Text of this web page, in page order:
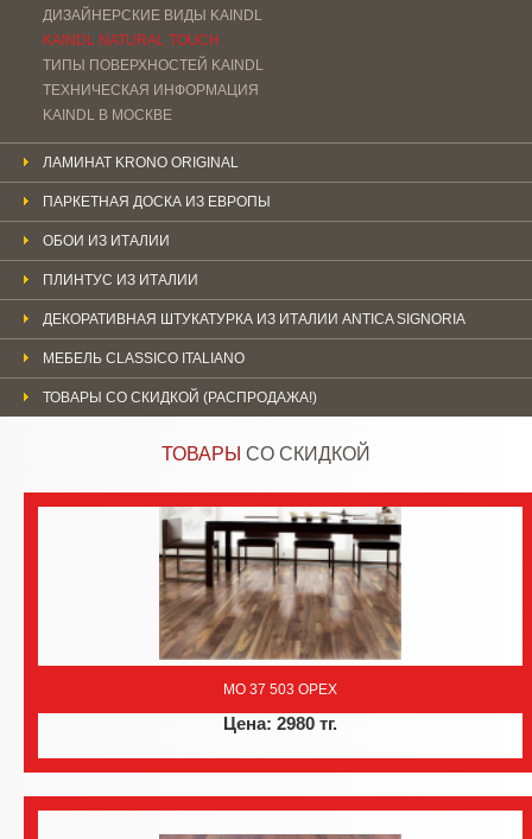
ДИЗАЙНЕРСКИЕ ВИДЫ KAINDL
KAINDL NATURAL TOUCH
ТИПЫ ПОВЕРХНОСТЕЙ KAINDL
ТЕХНИЧЕСКАЯ ИНФОРМАЦИЯ
KAINDL В МОСКВЕ
ЛАМИНАТ KRONO ORIGINAL
ПАРКЕТНАЯ ДОСКА ИЗ ЕВРОПЫ
ОБОИ ИЗ ИТАЛИИ
ПЛИНТУС ИЗ ИТАЛИИ
ДЕКОРАТИВНАЯ ШТУКАТУРКА ИЗ ИТАЛИИ ANTICA SIGNORIA
МЕБЕЛЬ CLASSICO ITALIANO
ТОВАРЫ СО СКИДКОЙ (РАСПРОДАЖА!)
ТОВАРЫ СО СКИДКОЙ
MO 37 503 ОРЕХ
Цена: 2980 тг.